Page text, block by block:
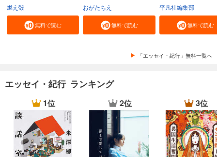
燃え殻
無料で読む
おがたちえ
無料で読む
平凡社編集部
無料で読む
「エッセイ・紀行」無料一覧へ
エッセイ・紀行 ランキング
1位 2位 3位